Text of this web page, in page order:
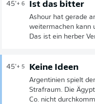
45'+ 6 Ist das bitter
Ashour hat gerade
weitermachen kann
Das ist ein herber
45'+ 5 Keine Ideen
Argentinien spielt
Strafraum. Die
Co. nicht